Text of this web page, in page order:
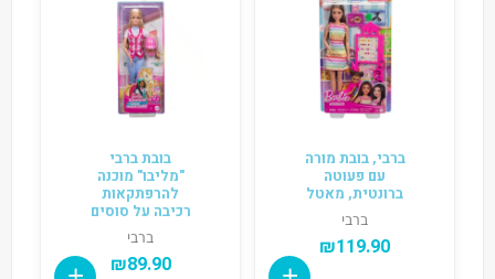
ברבי, בובת מורה
עם פעוטה
ברונטית, מאטל
ברבי
₪119.90
בובת ברבי
"מליבו" מוכנה
להרפתקאות
רכיבה על סוסים
ברבי
₪89.90